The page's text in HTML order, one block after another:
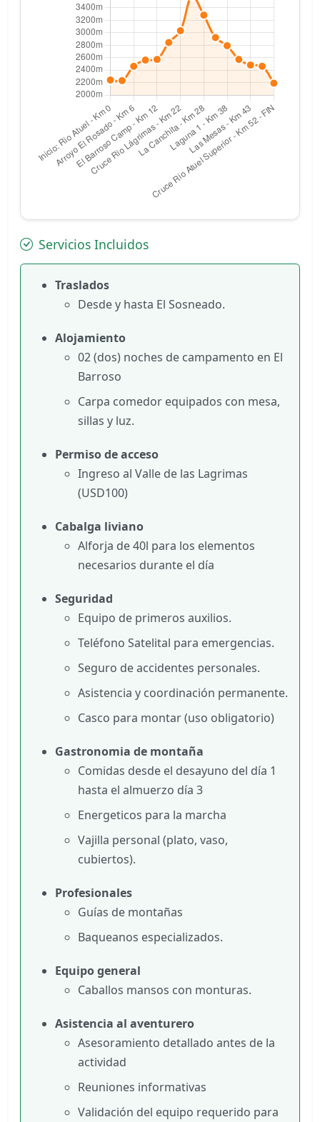
Servicios Incluidos
Traslados
Desde y hasta El Sosneado.
Alojamiento
02 (dos) noches de campamento en El
Barroso
Carpa comedor equipados con mesa,
sillas y luz.
Permiso de acceso
Ingreso al Valle de las Lagrimas
(USD100)
Cabalga liviano
Alforja de 40l para los elementos
necesarios durante el día
Seguridad
Equipo de primeros auxilios.
Teléfono Satelital para emergencias.
Seguro de accidentes personales.
Asistencia y coordinación permanente.
Casco para montar (uso obligatorio)
Gastronomia de montaña
Comidas desde el desayuno del día 1
hasta el almuerzo día 3
Energeticos para la marcha
Vajilla personal (plato, vaso,
cubiertos).
Profesionales
Guías de montañas
Baqueanos especializados.
Equipo general
Caballos mansos con monturas.
Asistencia al aventurero
Asesoramiento detallado antes de la
actividad
Reuniones informativas
Validación del equipo requerido para